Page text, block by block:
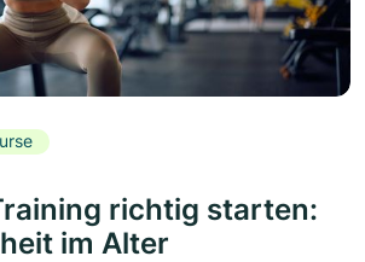
richtig starten:
im Alter